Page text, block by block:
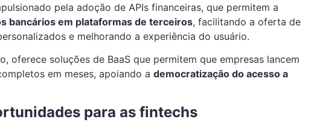
pela adoção de APIs financeiras, que permitem a
bancários em plataformas de terceiros, facilitando a oferta de
e melhorando a experiência do usuário.
oferece soluções de BaaS que permitem que empresas lancem
em meses, apoiando a democratização do acesso a
para as fintechs